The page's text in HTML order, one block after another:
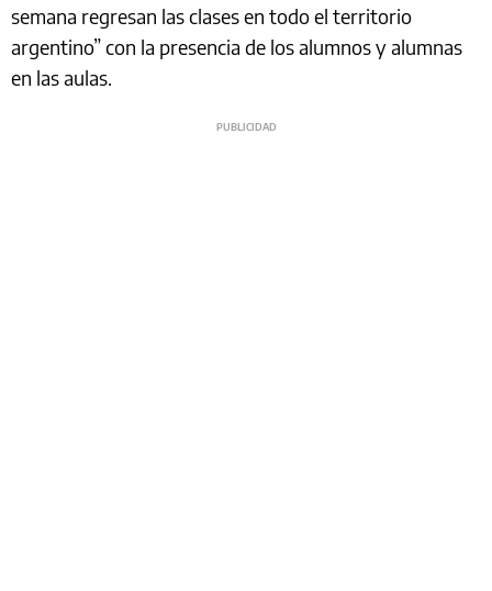
semana regresan las clases en todo el territorio
argentino” con la presencia de los alumnos y alumnas
en las aulas.